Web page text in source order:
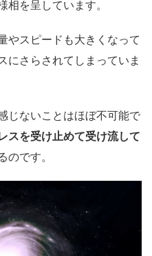
を呈しています。
やスピードも大きくなって
にさらされてしまっていま
じないことはほぼ不可能で
スを受け止めて受け流して
のです。